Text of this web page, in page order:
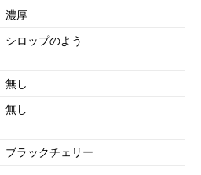
濃厚
シロップのよう
無し
無し
ブラックチェリー